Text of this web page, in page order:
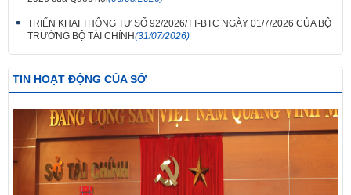
TRIỂN KHAI THÔNG TƯ SỐ 92/2026/TT-BTC NGÀY 01/7/2026 CỦA BỘ
TRƯỞNG BỘ TÀI CHÍNH(31/07/2026)
TIN HOẠT ĐỘNG CỦA SỞ